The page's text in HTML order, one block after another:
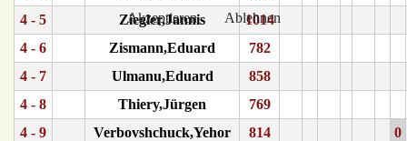
4 - 5
Ziegler,Jannis
1014
4 - 6
Zismann,Eduard
782
4 - 7
Ulmanu,Eduard
858
4 - 8
Thiery,Jürgen
769
4 - 9
Verbovshchuck,Yehor 814
0
Akzeptieren Ablehnen